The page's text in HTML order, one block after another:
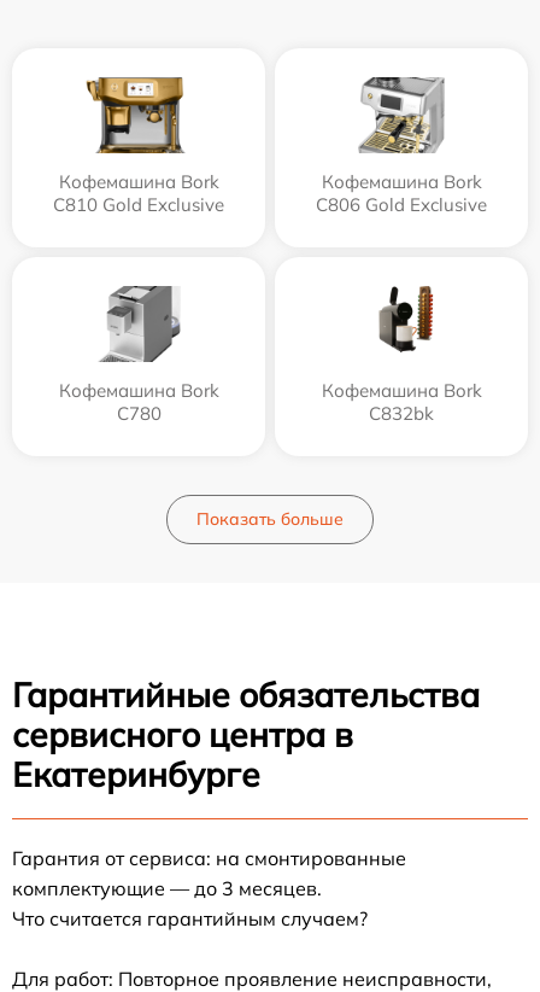
Кофемашина Bork
C810 Gold Exclusive
Кофемашина Bork
C806 Gold Exclusive
Кофемашина Bork
C780
Кофемашина Bork
C832bk
Показать больше
Гарантийные обязательства
сервисного центра в
Екатеринбурге
Гарантия от сервиса: на смонтированные
комплектующие — до 3 месяцев.
Что считается гарантийным случаем?
Для работ: Повторное проявление неисправности,